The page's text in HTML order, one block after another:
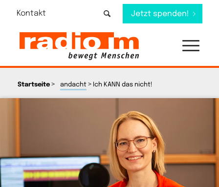
Kontakt Jetzt spenden!
Startseite> andacht> Ich KANN das nicht!